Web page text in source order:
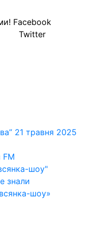
Facebook
Twitter
21 травня 2025
FM
шоу"
знали
шоу»